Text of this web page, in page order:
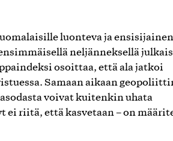
luonteva ja ensisijainen
neljänneksellä
osoittaa, että ala jatkoi
Samaan aikaan
voivat kuitenkin uhata
ei riitä, että kasvetaan – on